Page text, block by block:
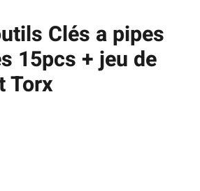
Clés a pipes
15pcs + jeu de
Torx